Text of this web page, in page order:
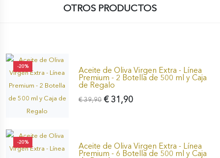
OTROS PRODUCTOS
-20% Aceite de Oliva Virgen Extra - Línea
Premium - 2 Botella de 500 ml y Caja
de Regalo
€ 31,90
€ 39,90
-20% Aceite de Oliva Virgen Extra - Línea
Premium - 6 Botella de 500 ml y Caja